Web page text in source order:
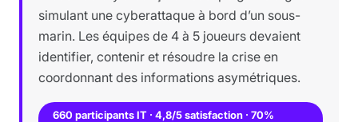
simulant une cyberattaque à bord d’un sous-
marin. Les équipes de 4 à 5 joueurs devaient
identifier, contenir et résoudre la crise en
coordonnant des informations asymétriques.
660 participants IT · 4,8/5 satisfaction · 70%